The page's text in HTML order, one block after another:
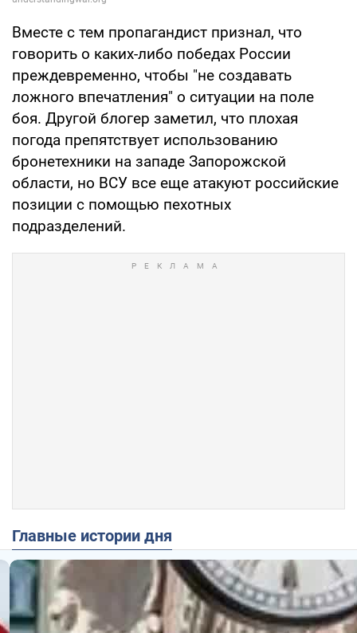
Вместе с тем пропагандист признал, что
говорить о каких-либо победах России
преждевременно, чтобы "не создавать
ложного впечатления" о ситуации на поле
боя. Другой блогер заметил, что плохая
погода препятствует использованию
бронетехники на западе Запорожской
области, но ВСУ все еще атакуют российские
позиции с помощью пехотных
подразделений.
Главные истории дня